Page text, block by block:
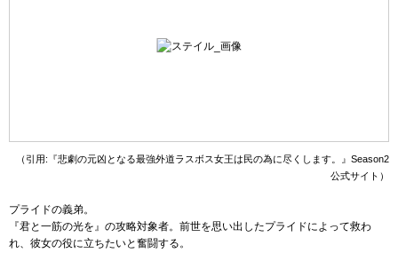
（引用:『悲劇の元凶となる最強外道ラスボス女王は民の為に尽くします。』Season2
公式サイト）
プライドの義弟。
『君と一筋の光を』の攻略対象者。前世を思い出したプライドによって救わ
れ、彼女の役に立ちたいと奮闘する。